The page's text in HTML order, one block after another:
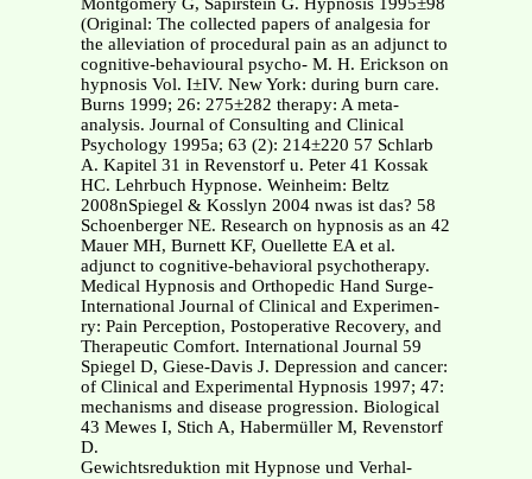
Montgomery G, Sapirstein G. Hypnosis 1995±98
(Original: The collected papers of analgesia for
the alleviation of procedural pain as an adjunct to
cognitive-behavioural psycho- M. H. Erickson on
hypnosis Vol. I±IV. New York: during burn care.
Burns 1999; 26: 275±282 therapy: A meta-
analysis. Journal of Consulting and Clinical
Psychology 1995a; 63 (2): 214±220 57 Schlarb
A. Kapitel 31 in Revenstorf u. Peter 41 Kossak
HC. Lehrbuch Hypnose. Weinheim: Beltz
2008nSpiegel & Kosslyn 2004 nwas ist das? 58
Schoenberger NE. Research on hypnosis as an 42
Mauer MH, Burnett KF, Ouellette EA et al.
adjunct to cognitive-behavioral psychotherapy.
Medical Hypnosis and Orthopedic Hand Surge-
International Journal of Clinical and Experimen-
ry: Pain Perception, Postoperative Recovery, and
Therapeutic Comfort. International Journal 59
Spiegel D, Giese-Davis J. Depression and cancer:
of Clinical and Experimental Hypnosis 1997; 47:
mechanisms and disease progression. Biological
43 Mewes I, Stich A, Habermüller M, Revenstorf
D.
Gewichtsreduktion mit Hypnose und Verhal-